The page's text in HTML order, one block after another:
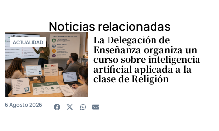
Noticias relacionadas
ACTUALIDAD La Delegación de
Enseñanza organiza un
curso sobre inteligencia
artificial aplicada a la
clase de Religión
6 Agosto 2026